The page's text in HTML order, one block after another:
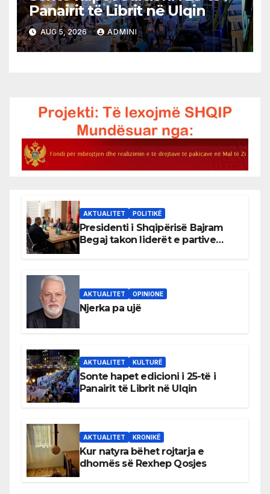
Panairit të Librit në Ulqin
AUG 5, 2026 ADMINI
AKTUALITET POLITIKË
Presidenti i Shqipërisë Bajram
Begaj takon liderët e partive
AKTUALITET OPINIONE
Njerka pa ujë
AKTUALITET KULTURË
Sonte hapet edicioni i 25-të i
Panairit të Librit në Ulqin
AKTUALITET KRONIKË
Kur natyra bëhet rojtarja e
dhomës së Rexhep Qosjes